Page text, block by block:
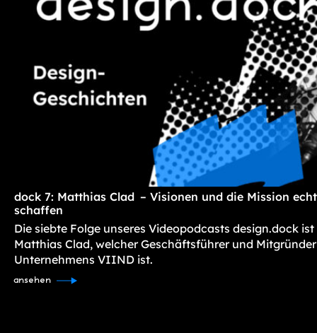
dock 7: Matthias Clad – Visionen und die Mission
schaffen
Die siebte Folge unseres Videopodcasts design.dock
Matthias Clad, welcher Geschäftsführer und
Unternehmens VIIND ist.
ansehen